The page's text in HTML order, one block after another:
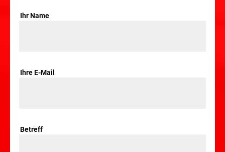
Ihr Name
Ihre E-Mail
Betreff